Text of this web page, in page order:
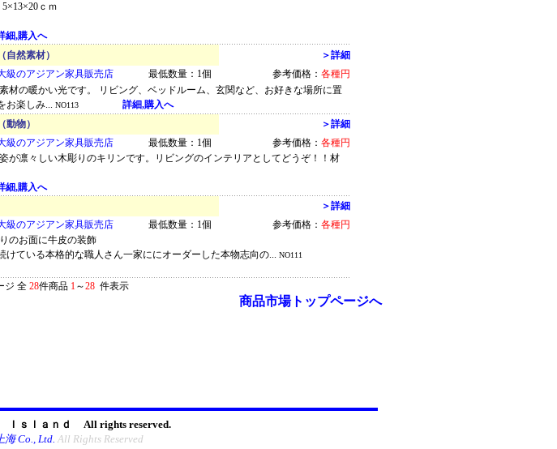
ｃｍ
細,購入へ
自然素材）
＞詳細
級のアジアン家具販売店 最低数量：1個 参考価格： 各種円
材の暖かい光です。 リビング、ベッドルーム、玄関など、お好きな場所に置
お楽しみ... NO113
詳細,購入へ
動物）
＞詳細
級のアジアン家具販売店 最低数量：1個 参考価格： 各種円
が凛々しい木彫りのキリンです。リビングのインテリアとしてどうぞ！！材
細,購入へ
＞詳細
級のアジアン家具販売店 最低数量：1個 参考価格： 各種円
のお面に牛皮の装飾
けている本格的な職人さん一家ににオーダーした本物志向の... NO111
ジ 全28件商品 1～28 件表示
商品市場トップページへ
Ｉｓｌａｎｄ All rights reserved.
海 Co., Ltd. All Rights Reserved